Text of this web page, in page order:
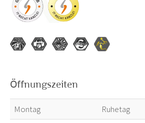
Öffnungszeiten
Montag
Ruhetag